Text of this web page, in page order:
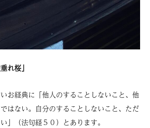
れ桜」
いお経典に「他人のすることしないこと、他
はない。自分のすることしないこと、ただ
」（法句経５０）とあります。